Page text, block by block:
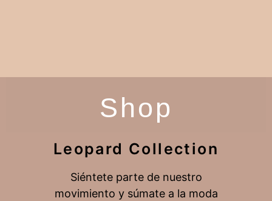
Shop
Leopard Collection
Siéntete parte de nuestro
movimiento y súmate a la moda